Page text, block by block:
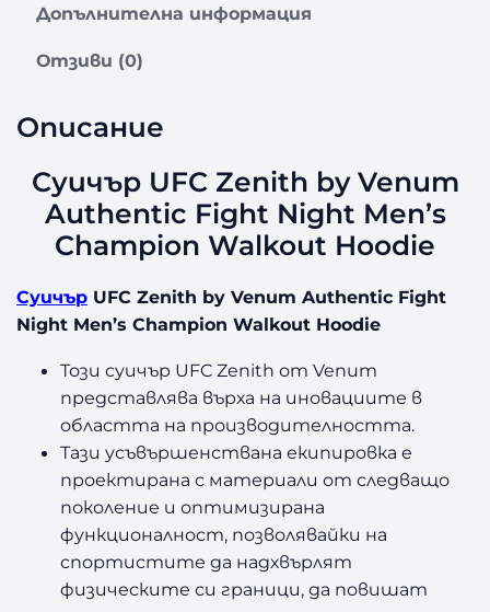
Допълнителна информация
Отзиви (0)
Описание
Суичър UFC Zenith by Venum
Authentic Fight Night Men’s
Champion Walkout Hoodie
Суичър UFC Zenith by Venum Authentic Fight
Night Men’s Champion Walkout Hoodie
Този суичър UFC Zenith от Venum
представлява върха на иновациите в
областта на производителността.
Тази усъвършенствана екипировка е
проектирана с материали от следващо
поколение и оптимизирана
функционалност, позволявайки на
спортистите да надхвърлят
физическите си граници, да повишат